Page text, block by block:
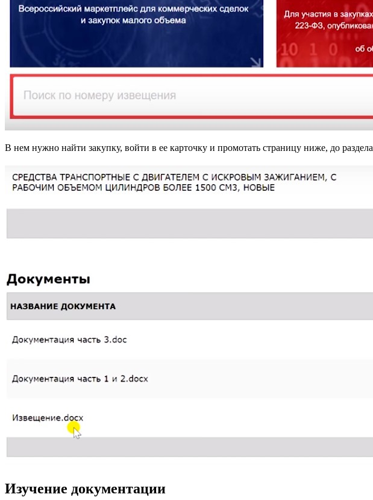
В нем нужно найти закупку, войти в ее карточку и промотать страницу ниже, до раздела
Изучение документации